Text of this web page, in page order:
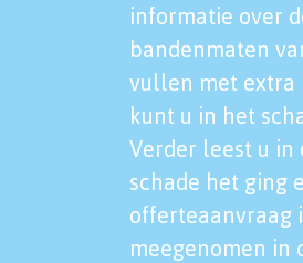
informatie over
bandenmaten
vullen met extra
kunt u in het
Verder leest u in
schade het ging
offerteaanvraag
meegenomen in